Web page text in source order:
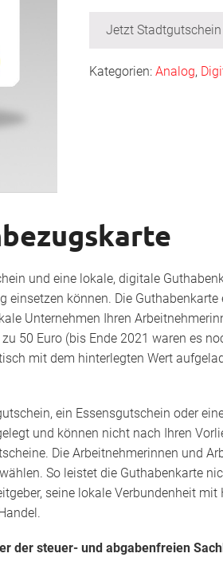
Jetzt
Kategorien:Analog,
und eine lokale, digitale
können. Die
Unternehmen Ihren
50 Euro (bis Ende 2021 waren es
mit dem hinterlegten Wert
ein Essensgutschein oder
und können nicht nach Ihren
Die Arbeitnehmerinnen und
So leistet die Guthabenkarte
seine lokale Verbundenheit
der steuer- und abgabenfreien